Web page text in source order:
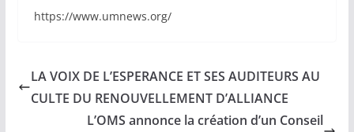
https://www.umnews.org/
LA VOIX DE L’ESPERANCE ET SES AUDITEURS AU
CULTE DU RENOUVELLEMENT D’ALLIANCE
L’OMS annonce la création d’un Conseil